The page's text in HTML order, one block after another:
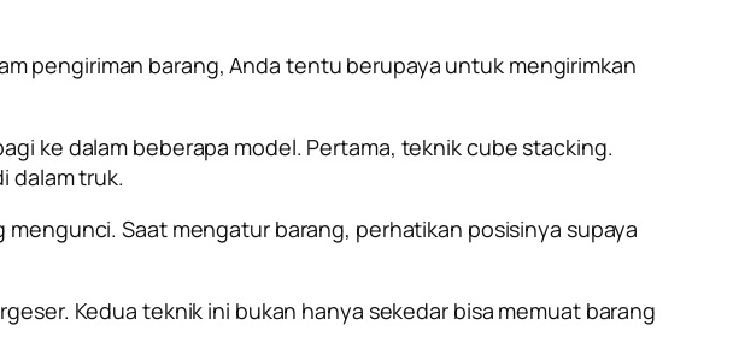
pengiriman barang, Anda tentu berupaya untuk mengirimkan
ke dalam beberapa model. Pertama, teknik cube stacking.
dalam truk.
Saat mengatur barang, perhatikan posisinya supaya
Kedua teknik ini bukan hanya sekedar bisa memuat barang